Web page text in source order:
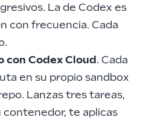
La de Codex es
con frecuencia. Cada
con Codex Cloud. Cada
en su propio sandbox
Lanzas tres tareas,
contenedor, te aplicas